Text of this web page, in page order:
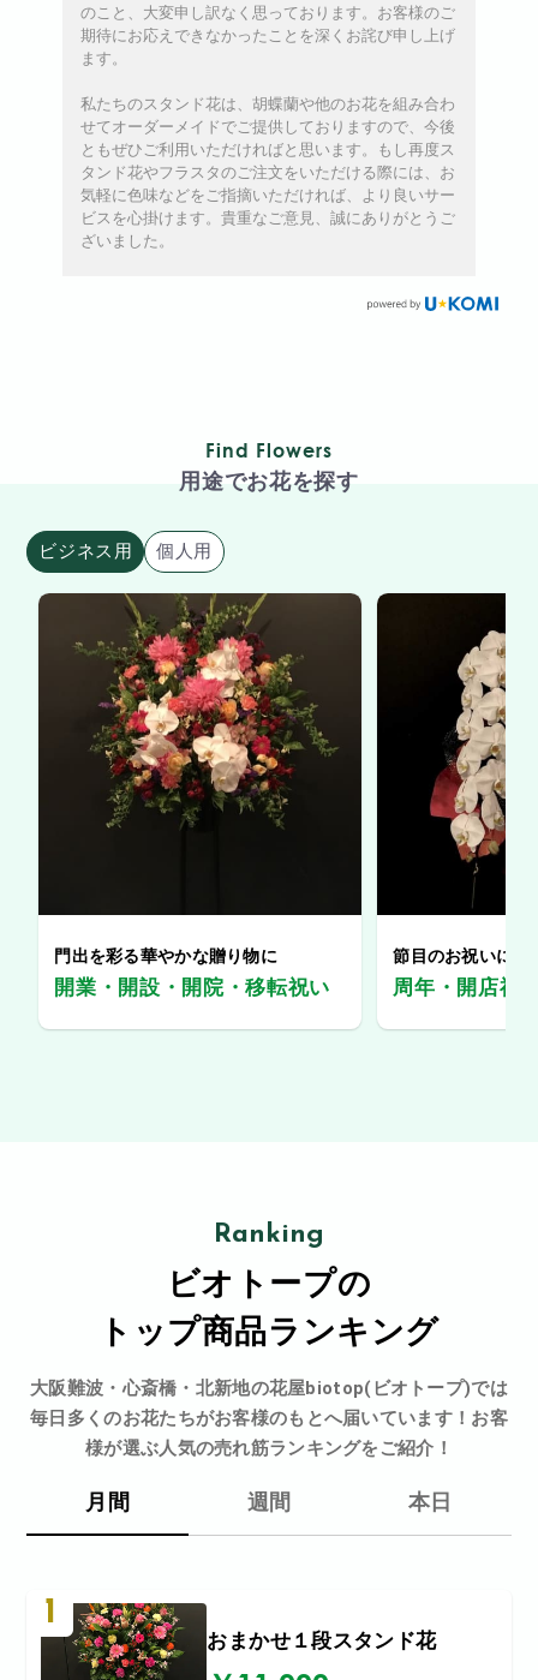
のこと、大変申し訳なく思っております。お客様のご
期待にお応えできなかったことを深くお詫び申し上げ
ます。
私たちのスタンド花は、胡蝶蘭や他のお花を組み合わ
せてオーダーメイドでご提供しておりますので、今後
ともぜひご利用いただければと思います。もし再度ス
タンド花やフラスタのご注文をいただける際には、お
気軽に色味などをご指摘いただければ、より良いサー
ビスを心掛けます。貴重なご意見、誠にありがとうご
ざいました。
Find Flowers
用途でお花を探す
ビジネス用 個人用
門出を彩る華やかな贈り物に
開業・開設・開院・移転祝い
節目のお祝いに、
周年・開店祝
Ranking
ビオトープの
トップ商品ランキング
大阪難波・心斎橋・北新地の花屋biotop(ビオトープ)では
毎日多くのお花たちがお客様のもとへ届いています！お客
様が選ぶ人気の売れ筋ランキングをご紹介！
月間 週間 本日
1
おまかせ１段スタンド花